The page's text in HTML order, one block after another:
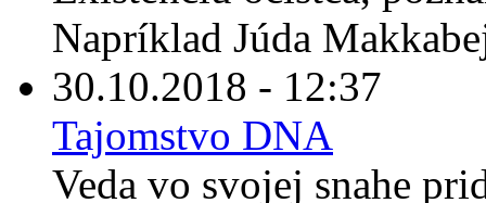
Napríklad Júda
30.10.2018 - 12:37
Tajomstvo DNA
Veda vo svojej snahe